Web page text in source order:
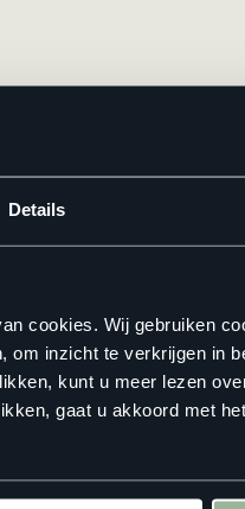
Details
cookies. Wij gebruiken
inzicht te verkrijgen in
kunt u meer lezen
gaat u akkoord met